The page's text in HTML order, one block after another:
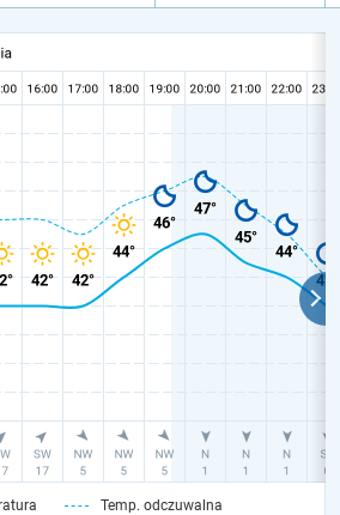
Temp. odczuwalna